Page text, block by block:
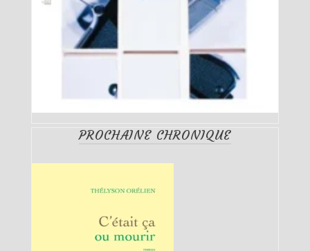
PROCHAINE CHRONIQUE